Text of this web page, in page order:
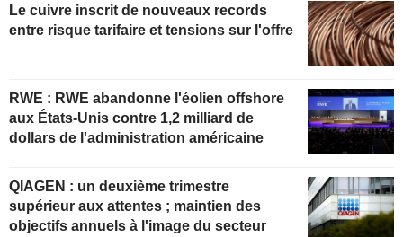
Le cuivre inscrit de nouveaux records
entre risque tarifaire et tensions sur l'offre
RWE : RWE abandonne l'éolien offshore
aux États-Unis contre 1,2 milliard de
dollars de l'administration américaine
QIAGEN : un deuxième trimestre
supérieur aux attentes ; maintien des
objectifs annuels à l'image du secteur